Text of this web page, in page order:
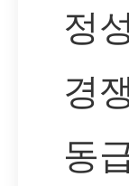
정
경
동